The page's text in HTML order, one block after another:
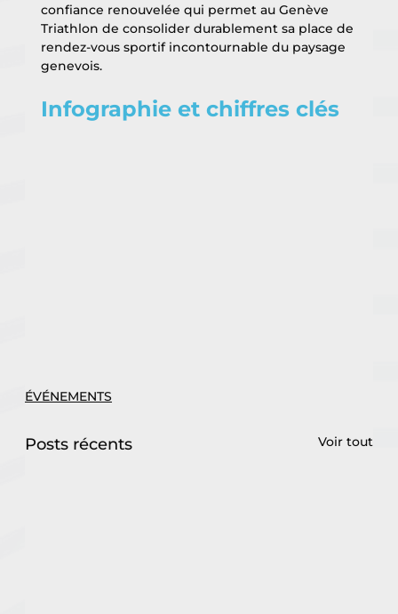
confiance renouvelée qui permet au Genève
Triathlon de consolider durablement sa place de
rendez-vous sportif incontournable du paysage
genevois.
Infographie et chiffres clés
ÉVÉNEMENTS
Posts récents Voir tout